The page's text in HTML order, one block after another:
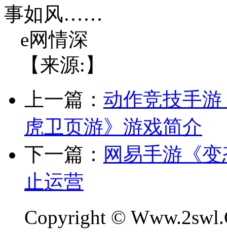
事如风……
e网情深
【来源:】
上一篇： 动作竞技手
虎卫页游》游戏简介
下一篇： 网易手游《
止运营
Copyright ©